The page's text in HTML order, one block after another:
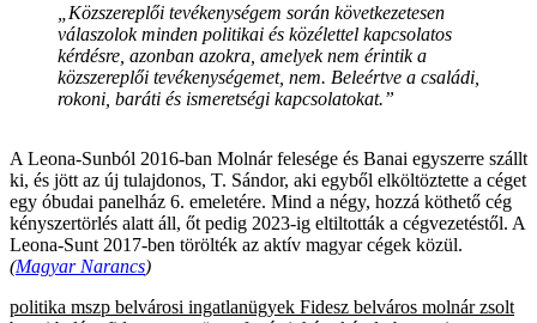
„Közszereplői tevékenységem során következetesen
válaszolok minden politikai és közélettel kapcsolatos
kérdésre, azonban azokra, amelyek nem érintik a
közszereplői tevékenységemet, nem. Beleértve a családi,
rokoni, baráti és ismeretségi kapcsolatokat.”
A Leona-Sunból 2016-ban Molnár felesége és Banai egyszerre szállt
ki, és jött az új tulajdonos, T. Sándor, aki egyből elköltöztette a céget
egy óbudai panelház 6. emeletére. Mind a négy, hozzá köthető cég
kényszertörlés alatt áll, őt pedig 2023-ig eltiltották a cégvezetéstől. A
Leona-Sunt 2017-ben törölték az aktív magyar cégek közül.
(Magyar Narancs)
politika mszp belvárosi ingatlanügyek Fidesz belváros molnár zsolt